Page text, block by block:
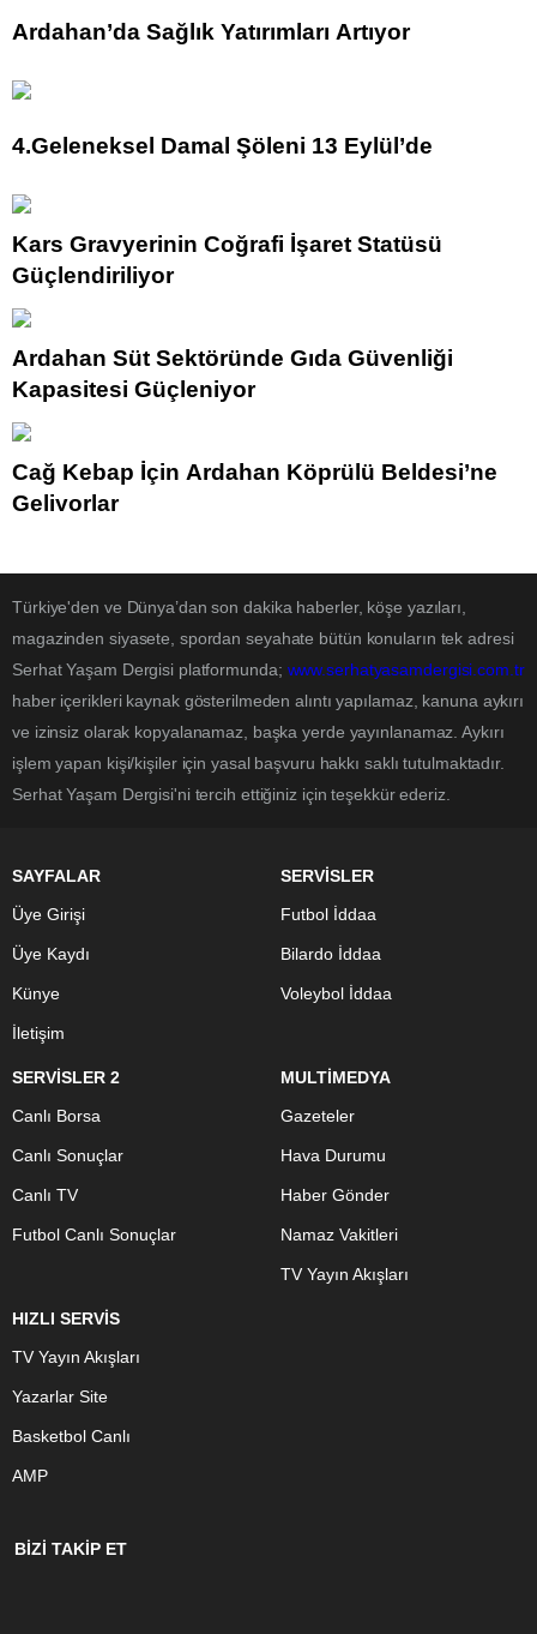
Ardahan’da Sağlık Yatırımları Artıyor
4.Geleneksel Damal Şöleni 13 Eylül’de
Kars Gravyerinin Coğrafi İşaret Statüsü
Güçlendiriliyor
Ardahan Süt Sektöründe Gıda Güvenliği
Kapasitesi Güçleniyor
Cağ Kebap İçin Ardahan Köprülü Beldesi’ne
Geliyorlar
Türkiye'den ve Dünya’dan son dakika haberler, köşe yazıları,
magazinden siyasete, spordan seyahate bütün konuların tek adresi
Serhat Yaşam Dergisi platformunda; www.serhatyasamdergisi.com.tr
haber içerikleri kaynak gösterilmeden alıntı yapılamaz, kanuna aykırı
ve izinsiz olarak kopyalanamaz, başka yerde yayınlanamaz. Aykırı
işlem yapan kişi/kişiler için yasal başvuru hakkı saklı tutulmaktadır.
Serhat Yaşam Dergisi'ni tercih ettiğiniz için teşekkür ederiz.
SAYFALAR
Üye Girişi
Üye Kaydı
Künye
İletişim
SERVİSLER
Futbol İddaa
Bilardo İddaa
Voleybol İddaa
SERVİSLER 2
Canlı Borsa
Canlı Sonuçlar
Canlı TV
Futbol Canlı Sonuçlar
MULTİMEDYA
Gazeteler
Hava Durumu
Haber Gönder
Namaz Vakitleri
TV Yayın Akışları
HIZLI SERVİS
TV Yayın Akışları
Yazarlar Site
Basketbol Canlı
AMP
BİZİ TAKİP ET